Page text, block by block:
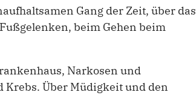
Gang der Zeit, über das
beim Gehen beim
Narkosen und
Krebs. Über Müdigkeit und den